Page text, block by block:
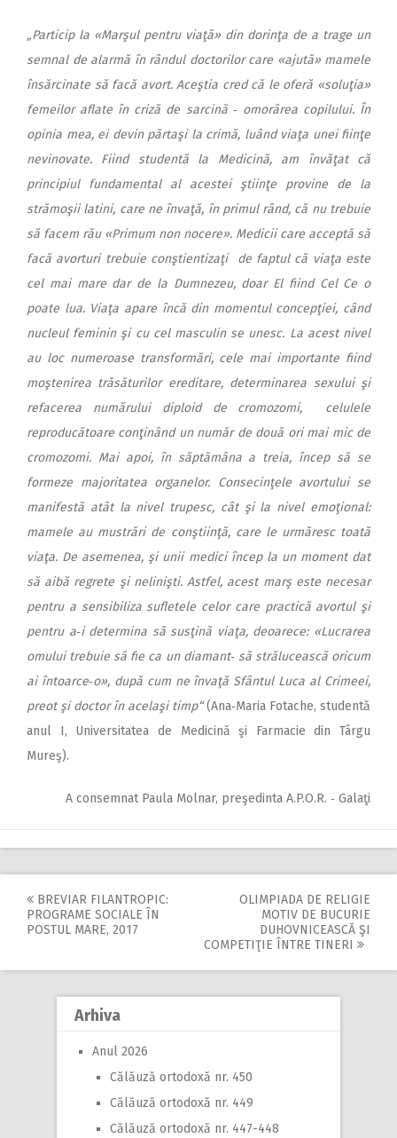
„Particip la «Marşul pentru viaţă» din dorinţa de a trage un
semnal de alarmă în rândul doctorilor care «ajută» mamele
însărcinate să facă avort. Aceştia cred că le oferă «soluţia»
femeilor aflate în criză de sarcină ‑ omorârea copilului. În
opinia mea, ei devin părtaşi la crimă, luând viaţa unei fiinţe
nevinovate. Fiind studentă la Medicină, am învăţat că
principiul fundamental al acestei ştiinţe provine de la
strămoşii latini, care ne învaţă, în primul rând, că nu trebuie
să facem rău «Primum non nocere». Medicii care acceptă să
facă avorturi trebuie conştientizaţi de faptul că viaţa este
cel mai mare dar de la Dumnezeu, doar El fiind Cel Ce o
poate lua. Viaţa apare încă din momentul concepţiei, când
nucleul feminin şi cu cel masculin se unesc. La acest nivel
au loc numeroase transformări, cele mai importante fiind
moştenirea trăsăturilor ereditare, determinarea sexului şi
refacerea numărului diploid de cromozomi, celulele
reproducătoare conţinând un număr de două ori mai mic de
cromozomi. Mai apoi, în săptămâna a treia, încep să se
formeze majoritatea organelor. Consecinţele avortului se
manifestă atât la nivel trupesc, cât şi la nivel emoţional:
mamele au mustrări de conştiinţă, care le urmăresc toată
viaţa. De asemenea, şi unii medici încep la un moment dat
să aibă regrete şi nelinişti. Astfel, acest marş este necesar
pentru a sensibiliza sufletele celor care practică avortul şi
pentru a‑i determina să susţină viaţa, deoarece: «Lucrarea
omului trebuie să fie ca un diamant‑ să strălucească oricum
ai întoarce‑o», după cum ne învaţă Sfântul Luca al Crimeei,
preot şi doctor în acelaşi timp“(Ana‑Maria Fotache, studentă
anul I, Universitatea de Medicină şi Farmacie din Târgu
Mureş).
A consemnat Paula Molnar, preşedinta A.P.O.R. ‑ Galaţi
Post
BREVIAR FILANTROPIC:
PROGRAME SOCIALE ÎN
POSTUL MARE, 2017
OLIMPIADA DE RELIGIE
MOTIV DE BUCURIE
DUHOVNICEASCĂ ŞI
COMPETIŢIE ÎNTRE TINERI
Arhiva
Anul 2026
Călăuză ortodoxă nr. 450
Călăuză ortodoxă nr. 449
Călăuză ortodoxă nr. 447-448